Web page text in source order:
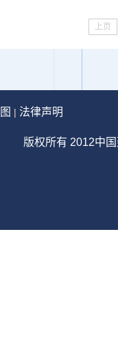
上页
| 法律声明
版权所有 2012中